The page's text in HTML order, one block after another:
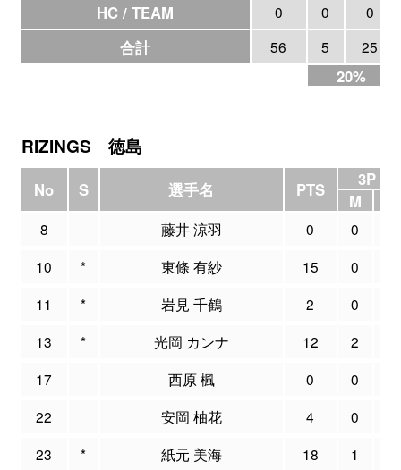
HC / TEAM 0 0 0
合計 56 5 25
20%
RIZINGS 徳島
No S 選手名 PTS
3P FG
M
8 藤井 涼羽 0 0
10
* 東條 有紗 15 0
11
* 岩見 千鶴 2 0
13
* 光岡 カンナ 12 2
17
西原 楓 0 0
22
安岡 柚花 4 0
23
* 紙元 美海 18 1